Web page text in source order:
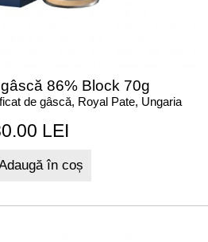
86% Block 70g
de gâscă, Royal Pate, Ungaria
LEI
în coș